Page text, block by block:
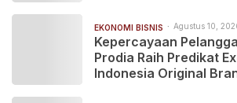
EKONOMI BISNIS Agustus 10,
Kepercayaan
Prodia Raih Predikat
Indonesia Original